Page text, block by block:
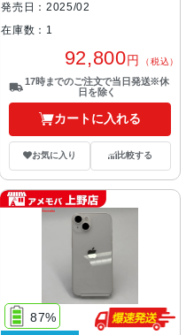
発売日：2025/02
在庫数：1
92,800円 （税込）
17時までのご注文で当日発送※休
日を除く
カートに入れる
お気に入り 比較する
87%